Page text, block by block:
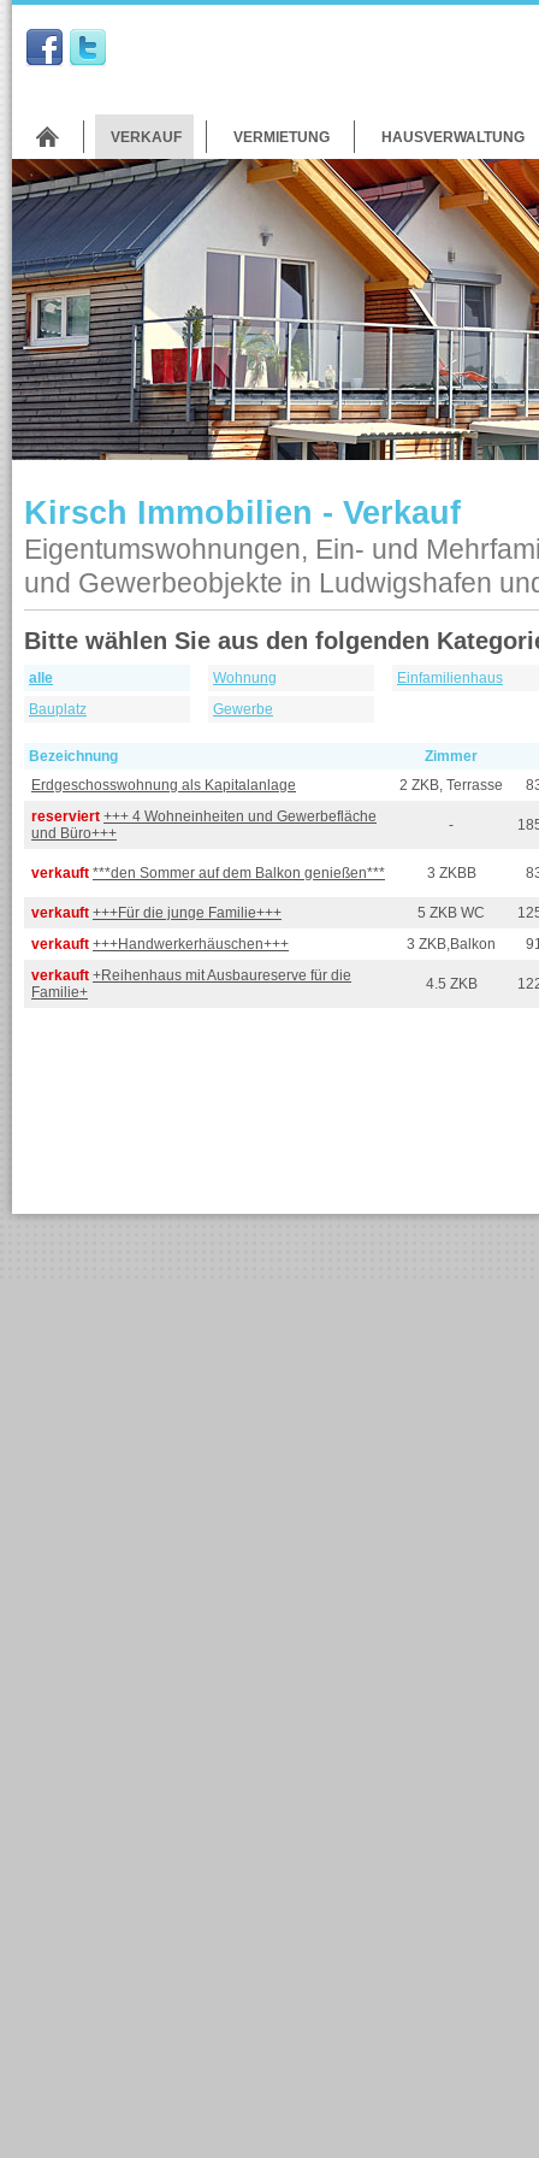
VERKAUF VERMIETUNG HAUSVERWALTUNG
Kirsch Immobilien - Verkauf
Eigentumswohnungen, Ein- und
und Gewerbeobjekte in Ludwigshafen
Bitte wählen Sie aus den folgenden
alle Wohnung
Einfamilienhaus
Bauplatz
Gewerbe
Bezeichnung
Zimmer
Erdgeschosswohnung als Kapitalanlage
2 ZKB, Terrasse
reserviert +++ 4 Wohneinheiten und Gewerbefläche
und Büro+++
-
verkauft ***den Sommer auf dem Balkon genießen*** 3 ZKBB
verkauft +++Für die junge Familie+++ 5 ZKB WC
verkauft +++Handwerkerhäuschen+++ 3 ZKB,Balkon
verkauft +Reihenhaus mit Ausbaureserve für die
Familie+
4.5 ZKB